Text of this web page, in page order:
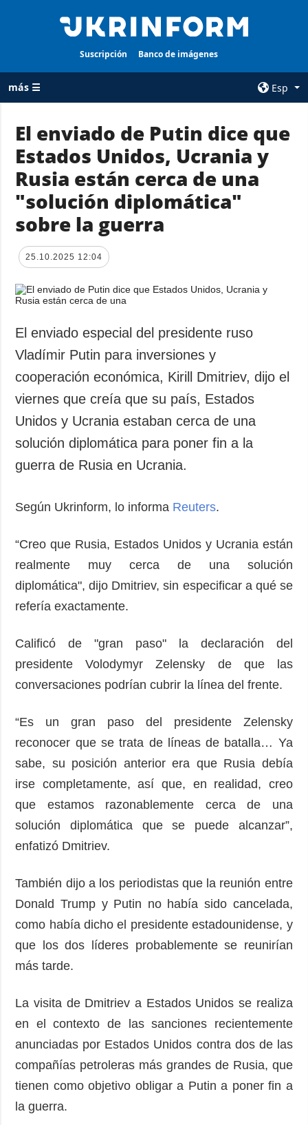
Suscripción Banco de imágenes
más ☰
Esp
TODAS LAS
CATEGORÍAS
Guerra
Reconstrucción
de Ucrania
Política
Economía
Defensa
Cultura
Deportes
Crimen
Desastres y
emergencias
AGENCIA
sobre la agencia
contacto
privacidad y
ADICIONAL
Podcasts
Entrevistas
Video
Releases
SERVICIOS
El enviado de Putin dice que
Estados Unidos, Ucrania y
Rusia están cerca de una
"solución diplomática"
sobre la guerra
25.10.2025 12:04
El enviado especial del presidente ruso
Vladímir Putin para inversiones y
cooperación económica, Kirill Dmitriev, dijo el
viernes que creía que su país, Estados
Unidos y Ucrania estaban cerca de una
solución diplomática para poner fin a la
guerra de Rusia en Ucrania.
Según Ukrinform, lo informa Reuters.
“Creo que Rusia, Estados Unidos y Ucrania están
realmente muy cerca de una solución
diplomática", dijo Dmitriev, sin especificar a qué se
refería exactamente.
Calificó de "gran paso" la declaración del
presidente Volodymyr Zelensky de que las
conversaciones podrían cubrir la línea del frente.
“Es un gran paso del presidente Zelensky
reconocer que se trata de líneas de batalla… Ya
sabe, su posición anterior era que Rusia debía
irse completamente, así que, en realidad, creo
que estamos razonablemente cerca de una
solución diplomática que se puede alcanzar”,
enfatizó Dmitriev.
También dijo a los periodistas que la reunión entre
Donald Trump y Putin no había sido cancelada,
como había dicho el presidente estadounidense, y
que los dos líderes probablemente se reunirían
más tarde.
La visita de Dmitriev a Estados Unidos se realiza
en el contexto de las sanciones recientemente
anunciadas por Estados Unidos contra dos de las
compañías petroleras más grandes de Rusia, que
tienen como objetivo obligar a Putin a poner fin a
la guerra.